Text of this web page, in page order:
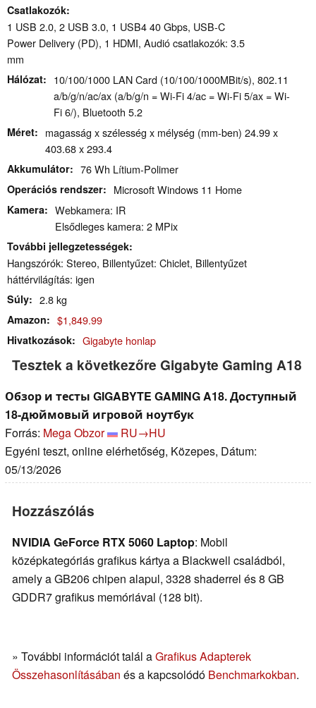
Csatlakozók
1 USB 2.0, 2 USB 3.0, 1 USB4 40 Gbps, USB-C
Power Delivery (PD), 1 HDMI, Audió csatlakozók: 3.5
mm
Hálózat
10/100/1000 LAN Card (10/100/1000MBit/s), 802.11
a/b/g/n/ac/ax (a/b/g/n = Wi-Fi 4/ac = Wi-Fi 5/ax = Wi-
Fi 6/), Bluetooth 5.2
Méret
magasság x szélesség x mélység (mm-ben) 24.99 x
403.68 x 293.4
Akkumulátor 76 Wh Lítium-Polimer
Operációs rendszer Microsoft Windows 11 Home
Kamera
Webkamera: IR
Elsődleges kamera: 2 MPix
További jellegzetességek
Hangszórók: Stereo, Billentyűzet: Chiclet, Billentyűzet
háttérvilágítás: igen
Súly 2.8 kg
Amazon $1,849.99
Hivatkozások Gigabyte honlap
Tesztek a következőre Gigabyte Gaming A18
Обзор и тесты GIGABYTE GAMING A18. Доступный
18-дюймовый игровой ноутбук
Forrás: Mega Obzor
RU→HU
Egyéni teszt, online elérhetőség, Közepes, Dátum:
05/13/2026
Hozzászólás
NVIDIA GeForce RTX 5060 Laptop: Mobil
középkategóriás grafikus kártya a Blackwell családból,
amely a GB206 chipen alapul, 3328 shaderrel és 8 GB
GDDR7 grafikus memóriával (128 bit).
» További információt talál aGrafikus Adapterek
Összehasonlításában és a kapcsolódó Benchmarkokban.